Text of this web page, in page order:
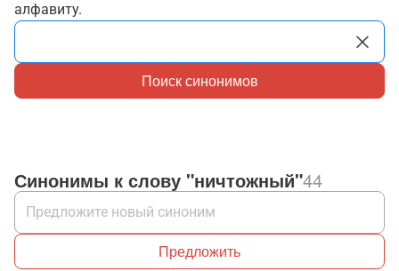
алфавиту.
Поиск синонимов
Синонимы к слову "ничтожный"44
Предложить